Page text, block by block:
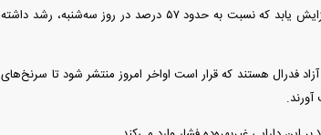
بازار‌ها حالا ۶۳ درصد احتمال می‌دهند نرخ بهره فدرال رزرو در ماه سپتامبر افزایش یابد که نسبت به حدود ۵۷ درصد در روز سه‌شنبه، رشد داشته
صورت‌جلسه نشست ۱۶ و ۱۷ ژوئن کمیته بازار آزاد فدرال هستند که قرار است اواخر امروز منتشر شود تا سرنخ‌های